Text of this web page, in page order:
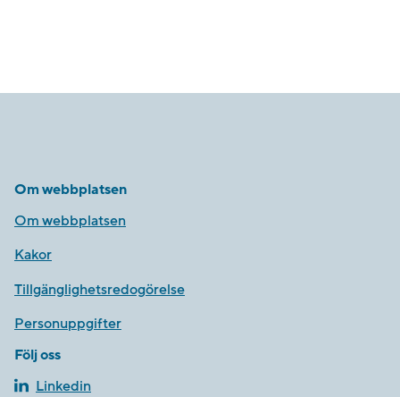
Om webbplatsen
Om webbplatsen
Kakor
Tillgänglighetsredogörelse
Personuppgifter
Följ oss
Linkedin